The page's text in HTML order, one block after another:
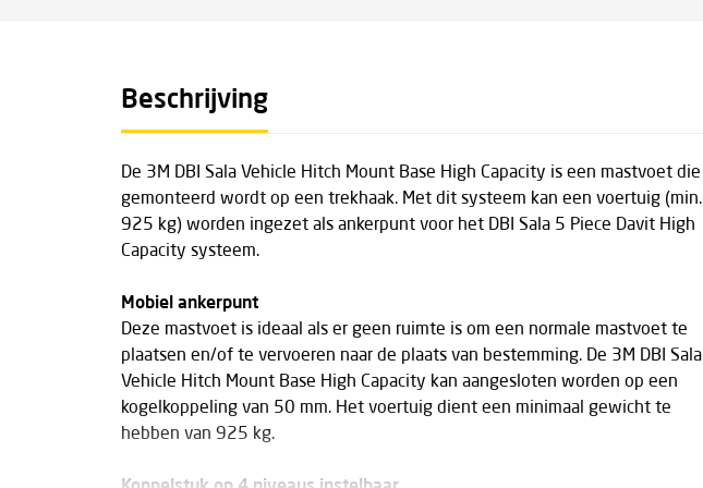
Beschrijving
De 3M DBI Sala Vehicle Hitch Mount Base High Capacity is een mastvoet die
gemonteerd wordt op een trekhaak. Met dit systeem kan een voertuig (min.
925 kg) worden ingezet als ankerpunt voor het DBI Sala 5 Piece Davit High
Capacity systeem.
Mobiel ankerpunt
Deze mastvoet is ideaal als er geen ruimte is om een normale mastvoet te
plaatsen en/of te vervoeren naar de plaats van bestemming. De 3M DBI Sala
Vehicle Hitch Mount Base High Capacity kan aangesloten worden op een
kogelkoppeling van 50 mm. Het voertuig dient een minimaal gewicht te
hebben van 925 kg.